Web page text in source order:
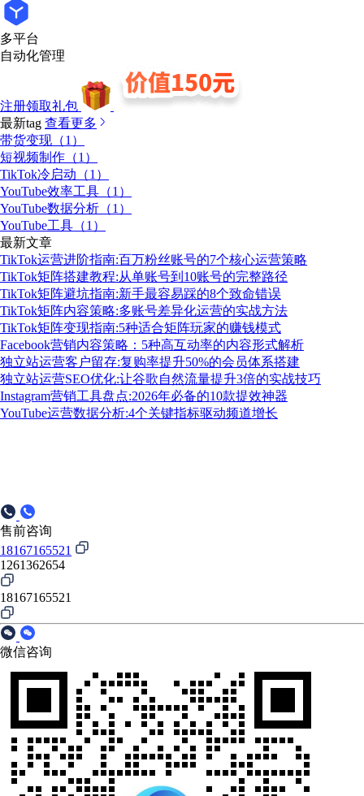
多平台
自动化管理
注册领取礼包
最新tag 查看更多
带货变现（1）
短视频制作（1）
TikTok冷启动（1）
YouTube效率工具（1）
YouTube数据分析（1）
YouTube工具（1）
最新文章
TikTok运营进阶指南:百万粉丝账号的7个核心运营策略
TikTok矩阵搭建教程:从单账号到10账号的完整路径
TikTok矩阵避坑指南:新手最容易踩的8个致命错误
TikTok矩阵内容策略:多账号差异化运营的实战方法
TikTok矩阵变现指南:5种适合矩阵玩家的赚钱模式
Facebook营销内容策略：5种高互动率的内容形式解析
独立站运营客户留存:复购率提升50%的会员体系搭建
独立站运营SEO优化:让谷歌自然流量提升3倍的实战技巧
Instagram营销工具盘点:2026年必备的10款提效神器
YouTube运营数据分析:4个关键指标驱动频道增长
售前咨询
18167165521
1261362654
18167165521
微信咨询